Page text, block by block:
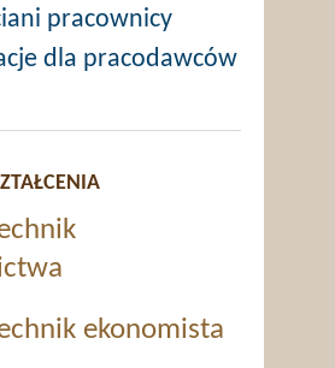
pracownicy
dla pracodawców
ekonomista